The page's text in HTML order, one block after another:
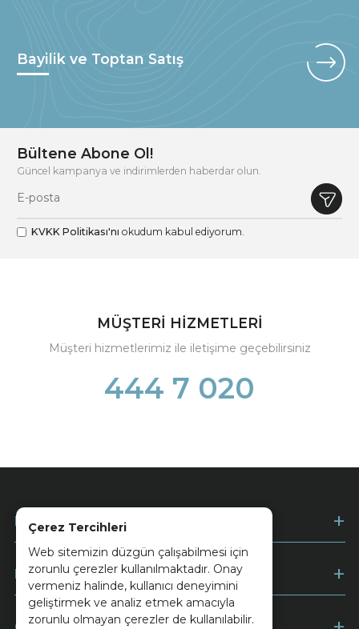
Çerez Tercihleri
Web sitemizin düzgün çalışabilmesi için
zorunlu çerezler kullanılmaktadır. Onay
vermeniz halinde, kullanıcı deneyimini
geliştirmek ve analiz etmek amacıyla
zorunlu olmayan çerezler de kullanılabilir.
Bayilik ve Toptan Satış
Bültene Abone Ol!
Güncel kampanya ve indirimlerden haberdar olun.
KVKK Politikası'nı okudum kabul ediyorum.
MÜŞTERİ HİZMETLERİ
Müşteri hizmetlerimiz ile iletişime geçebilirsiniz
444 7 020
Kurumsal
Müşteri Hizmetleri